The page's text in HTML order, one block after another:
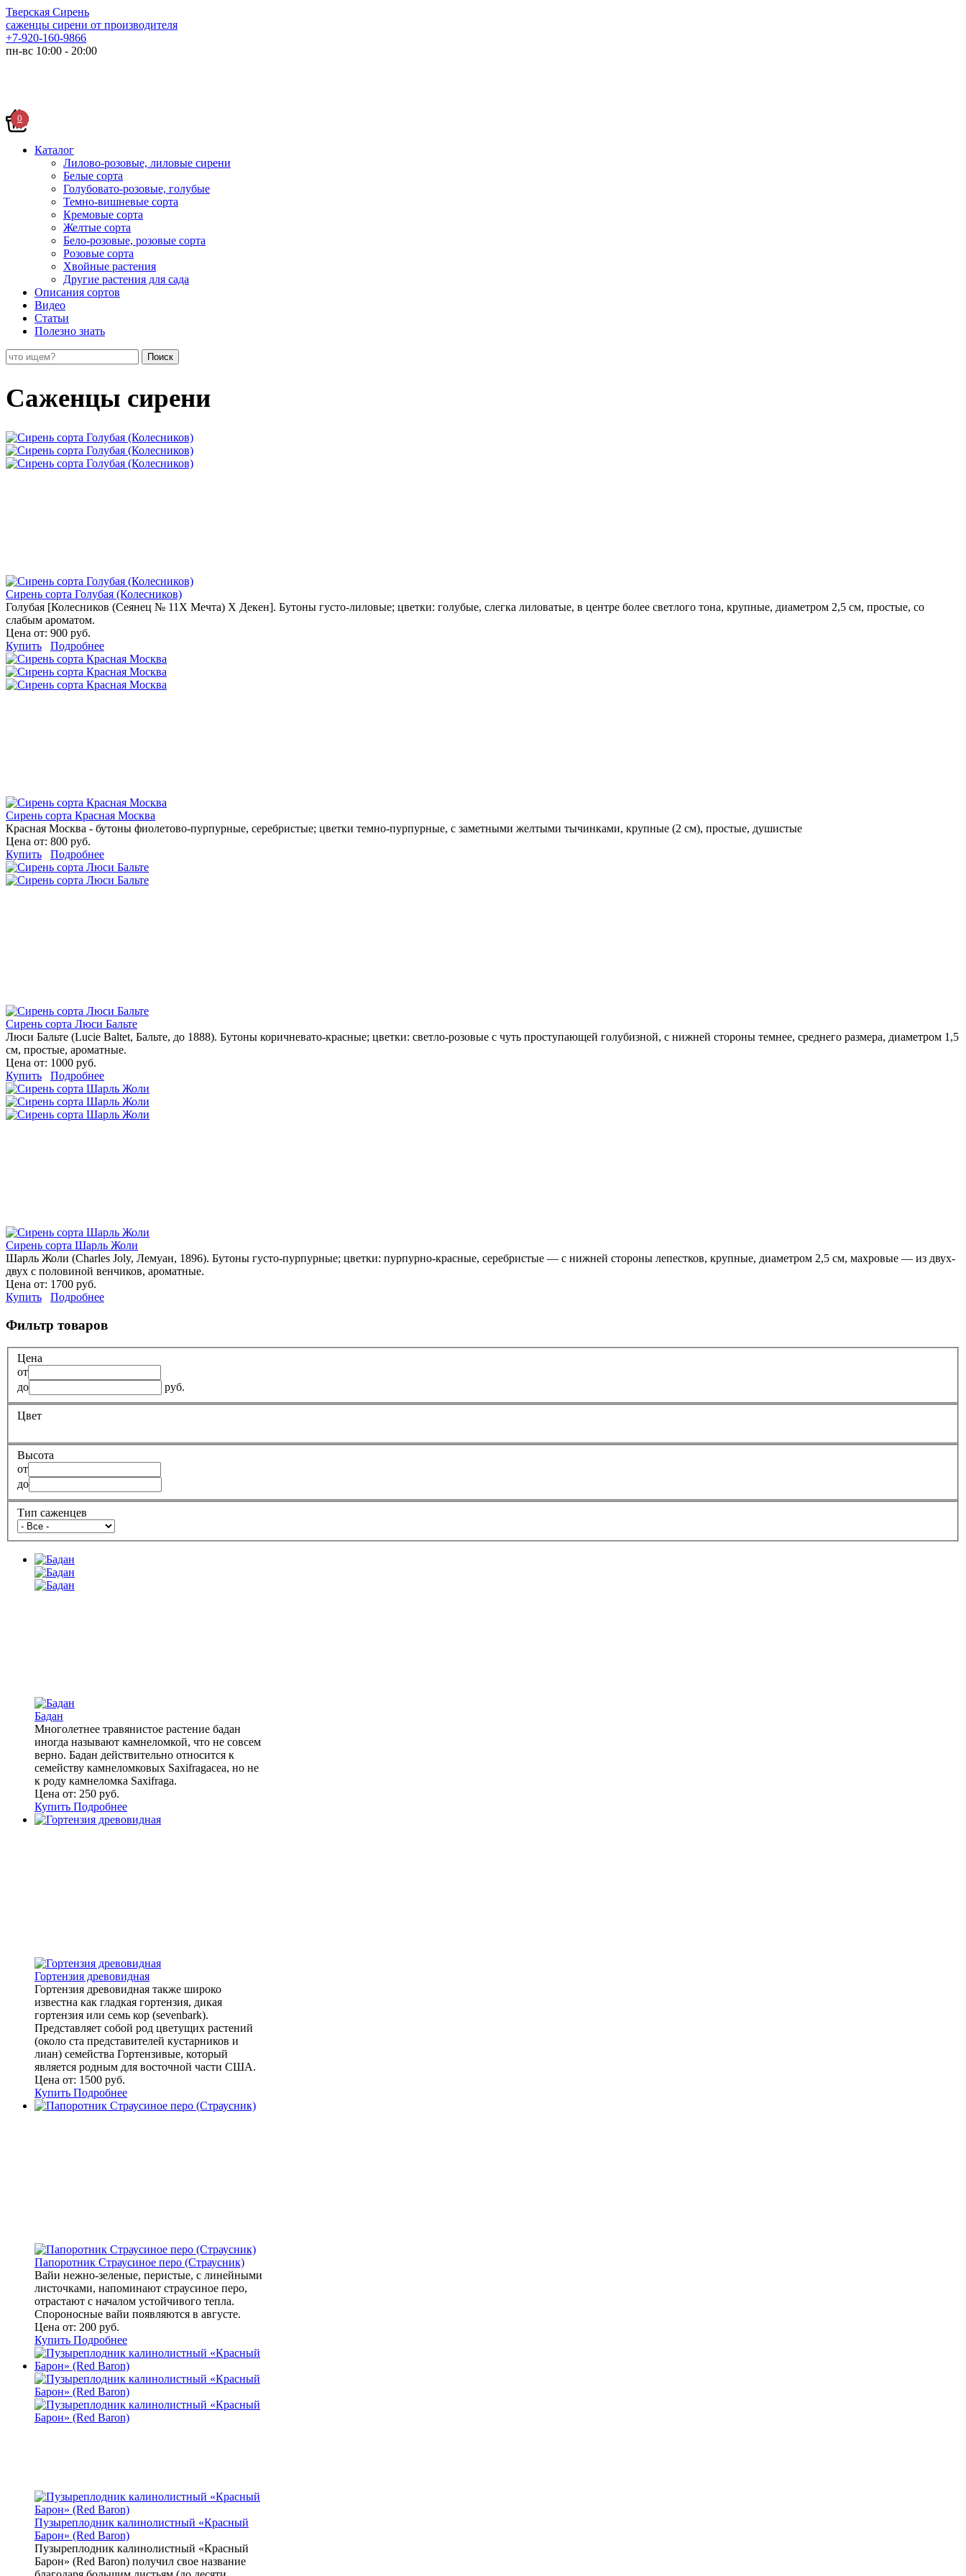
Тверская Сирень
саженцы сирени от производителя
+7-920-160-9866
пн-вс 10:00 - 20:00
0
Каталог
Лилово-розовые, лиловые сирени
Белые сорта
Голубовато-розовые, голубые
Темно-вишневые сорта
Кремовые сорта
Желтые сорта
Бело-розовые, розовые сорта
Розовые сорта
Хвойные растения
Другие растения для сада
Описания сортов
Видео
Статьи
Полезно знать
Поиск
Саженцы сирени
Сирень сорта Голубая (Колесников)
Голубая [Колесников (Сеянец № 11X Мечта) X Декен]. Бутоны густо-лиловые; цветки: голубые, слегка лиловатые, в центре более светлого тона, крупные, диаметром 2,5 см, простые, со
слабым ароматом.
Цена от: 900 руб.
Купить
Подробнее
Сирень сорта Красная Москва
Красная Москва - бутоны фиолетово-пурпурные, серебристые; цветки темно-пурпурные, с заметными желтыми тычинками, крупные (2 см), простые, душистые
Цена от: 800 руб.
Купить
Подробнее
Сирень сорта Люси Бальте
Люси Бальте (Lucie Baltet, Бальте, до 1888). Бутоны коричневато-красные; цветки: светло-розовые с чуть проступающей голубизной, с нижней стороны темнее, среднего размера, диаметром 1,5
см, простые, ароматные.
Цена от: 1000 руб.
Купить
Подробнее
Сирень сорта Шарль Жоли
Шарль Жоли (Charles Joly, Лемуан, 1896). Бутоны густо-пурпурные; цветки: пурпурно-красные, серебристые — с нижней стороны лепестков, крупные, диаметром 2,5 см, махровые — из двух-
двух с половиной венчиков, ароматные.
Цена от: 1700 руб.
Купить
Подробнее
Фильтр товаров
Цена
от
до
руб.
Цвет
Высота
от
до
Тип саженцев
Бадан
Многолетнее травянистое растение бадан
иногда называют камнеломкой, что не совсем
верно. Бадан действительно относится к
семейству камнеломковых Saxifragaceа, но не
к роду камнеломка Saxifraga.
Цена от: 250 руб.
Купить Подробнее
Гортензия древовидная
Гортензия древовидная также широко
известна как гладкая гортензия, дикая
гортензия или семь кор (sevenbark).
Представляет собой род цветущих растений
(около ста представителей кустарников и
лиан) семейства Гортензивые, который
является родным для восточной части США.
Цена от: 1500 руб.
Купить Подробнее
Папоротник Страусиное перо (Страусник)
Вайи нежно-зеленые, перистые, с линейными
листочками, напоминают страусиное перо,
отрастают с началом устойчивого тепла.
Спороносные вайи появляются в августе.
Цена от: 200 руб.
Купить Подробнее
Пузыреплодник калинолистный «Красный
Барон» (Red Baron)
Пузыреплодник калинолистный «Красный
Барон» (Red Baron) получил свое название